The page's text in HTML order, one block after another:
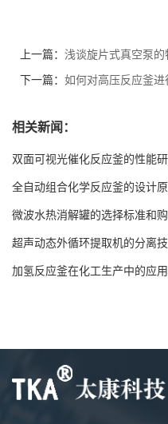
上一篇： 浅谈旋片式真空泵
下一篇： 如何对高压反应釜进
相关新闻：
双面可视光催化反应釜的性能
全自动组合化学反应釜的设计
微波水热消解罐的选择标准和
超声动态外循环提取机的分离
加氢反应釜在化工生产中的应用